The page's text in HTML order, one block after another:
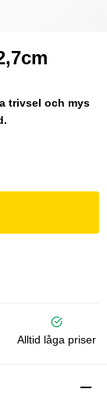
trivsel och mys
Alltid låga priser